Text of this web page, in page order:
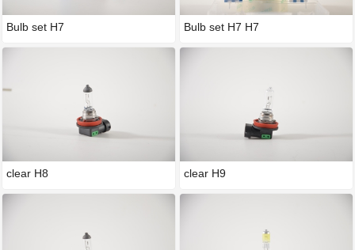
Bulb set H7
clear H8
Bulb set H7 H7
clear H9